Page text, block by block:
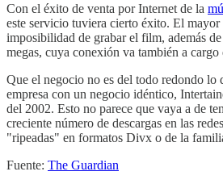
Con el éxito de venta por Internet de la
este servicio tuviera cierto éxito. El
imposibilidad de grabar el film, además
megas, cuya conexión va también a cargo
Que el negocio no es del todo redondo lo
empresa con un negocio idéntico,
del 2002. Esto no parece que vaya a de
creciente número de descargas en las
"ripeadas" en formatos Divx o de la
Fuente: The Guardian